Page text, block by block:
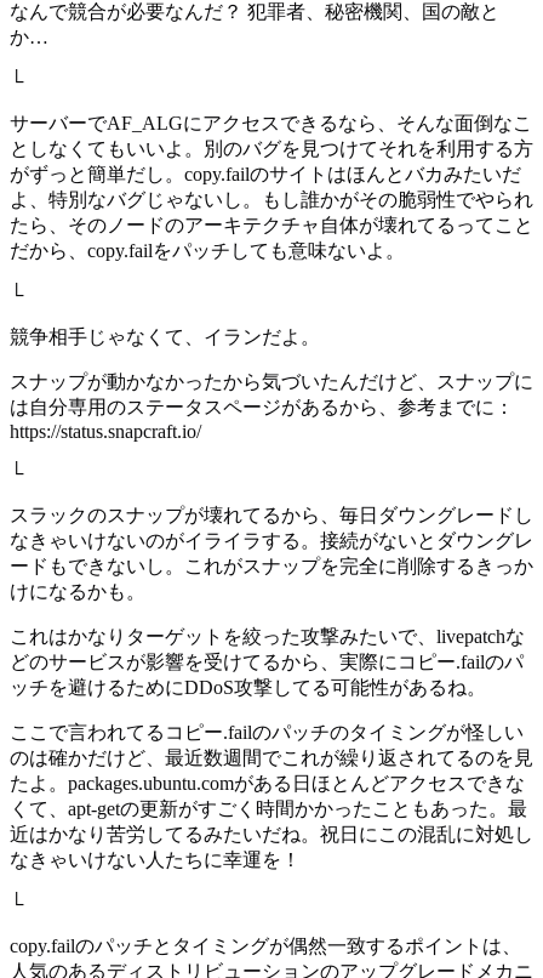
なんで競合が必要なんだ？ 犯罪者、秘密機関、国の敵と
か…
└
サーバーでAF_ALGにアクセスできるなら、そんな面倒なこ
としなくてもいいよ。別のバグを見つけてそれを利用する方
がずっと簡単だし。copy.failのサイトはほんとバカみたいだ
よ、特別なバグじゃないし。もし誰かがその脆弱性でやられ
たら、そのノードのアーキテクチャ自体が壊れてるってこと
だから、copy.failをパッチしても意味ないよ。
└
競争相手じゃなくて、イランだよ。
スナップが動かなかったから気づいたんだけど、スナップに
は自分専用のステータスページがあるから、参考までに：
https://status.snapcraft.io/
└
スラックのスナップが壊れてるから、毎日ダウングレードし
なきゃいけないのがイライラする。接続がないとダウングレ
ードもできないし。これがスナップを完全に削除するきっか
けになるかも。
これはかなりターゲットを絞った攻撃みたいで、livepatchな
どのサービスが影響を受けてるから、実際にコピー.failのパ
ッチを避けるためにDDoS攻撃してる可能性があるね。
ここで言われてるコピー.failのパッチのタイミングが怪しい
のは確かだけど、最近数週間でこれが繰り返されてるのを見
たよ。packages.ubuntu.comがある日ほとんどアクセスできな
くて、apt-getの更新がすごく時間かかったこともあった。最
近はかなり苦労してるみたいだね。祝日にこの混乱に対処し
なきゃいけない人たちに幸運を！
└
copy.failのパッチとタイミングが偶然一致するポイントは、
人気のあるディストリビューションのアップグレードメカニ